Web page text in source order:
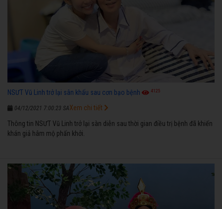
NSƯT Vũ Linh trở lại sân khấu sau cơn bạo bệnh 4125
04/12/2021 7:00:23 SA
Thông tin NSƯT Vũ Linh trở lại sàn diễn sau thời gian điều trị bệnh đã khiến
khán giả hâm mộ phấn khởi.
Xem chi tiết